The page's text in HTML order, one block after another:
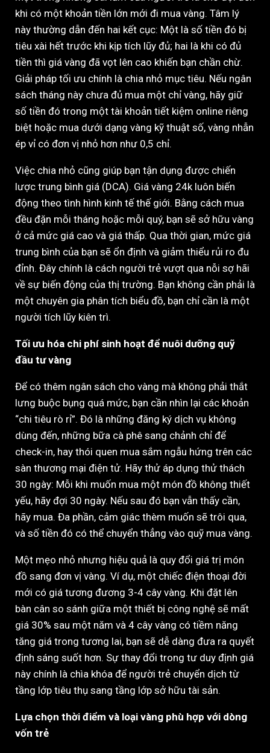
khi có một khoản tiền lớn mới đi mua vàng. Tâm lý
này thường dẫn đến hai kết cục: Một là số tiền đó bị
tiêu xài hết trước khi kịp tích lũy đủ; hai là khi có đủ
tiền thì giá vàng đã vọt lên cao khiến bạn chần chừ.
Giải pháp tối ưu chính là chia nhỏ mục tiêu. Nếu ngân
sách tháng này chưa đủ mua một chỉ vàng, hãy giữ
số tiền đó trong một tài khoản tiết kiệm online riêng
biệt hoặc mua dưới dạng vàng kỹ thuật số, vàng nhẫn
ép vỉ có đơn vị nhỏ hơn như 0,5 chỉ.
Việc chia nhỏ cũng giúp bạn tận dụng được chiến
lược trung bình giá (DCA). Giá vàng 24k luôn biến
động theo tình hình kinh tế thế giới. Bằng cách mua
đều đặn mỗi tháng hoặc mỗi quý, bạn sẽ sở hữu vàng
ở cả mức giá cao và giá thấp. Qua thời gian, mức giá
trung bình của bạn sẽ ổn định và giảm thiểu rủi ro đu
đỉnh. Đây chính là cách người trẻ vượt qua nỗi sợ hãi
về sự biến động của thị trường. Bạn không cần phải là
một chuyên gia phân tích biểu đồ, bạn chỉ cần là một
người tích lũy kiên trì.
Tối ưu hóa chi phí sinh hoạt để nuôi dưỡng quỹ
đầu tư vàng
Để có thêm ngân sách cho vàng mà không phải thắt
lưng buộc bụng quá mức, bạn cần nhìn lại các khoản
“chi tiêu rò rỉ”. Đó là những đăng ký dịch vụ không
dùng đến, những bữa cà phê sang chảnh chỉ để
check-in, hay thói quen mua sắm ngẫu hứng trên các
sàn thương mại điện tử. Hãy thử áp dụng thử thách
30 ngày: Mỗi khi muốn mua một món đồ không thiết
yếu, hãy đợi 30 ngày. Nếu sau đó bạn vẫn thấy cần,
hãy mua. Đa phần, cảm giác thèm muốn sẽ trôi qua,
và số tiền đó có thể chuyển thẳng vào quỹ mua vàng.
Một mẹo nhỏ nhưng hiệu quả là quy đổi giá trị món
đồ sang đơn vị vàng. Ví dụ, một chiếc điện thoại đời
mới có giá tương đương 3-4 cây vàng. Khi đặt lên
bàn cân so sánh giữa một thiết bị công nghệ sẽ mất
giá 30% sau một năm và 4 cây vàng có tiềm năng
tăng giá trong tương lai, bạn sẽ dễ dàng đưa ra quyết
định sáng suốt hơn. Sự thay đổi trong tư duy định giá
này chính là chìa khóa để người trẻ chuyển dịch từ
tầng lớp tiêu thụ sang tầng lớp sở hữu tài sản.
Lựa chọn thời điểm và loại vàng phù hợp với dòng
vốn trẻ